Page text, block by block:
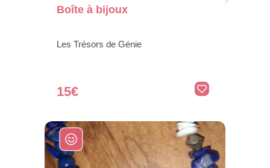
Boîte à bijoux
Les Trésors de Génie
15€